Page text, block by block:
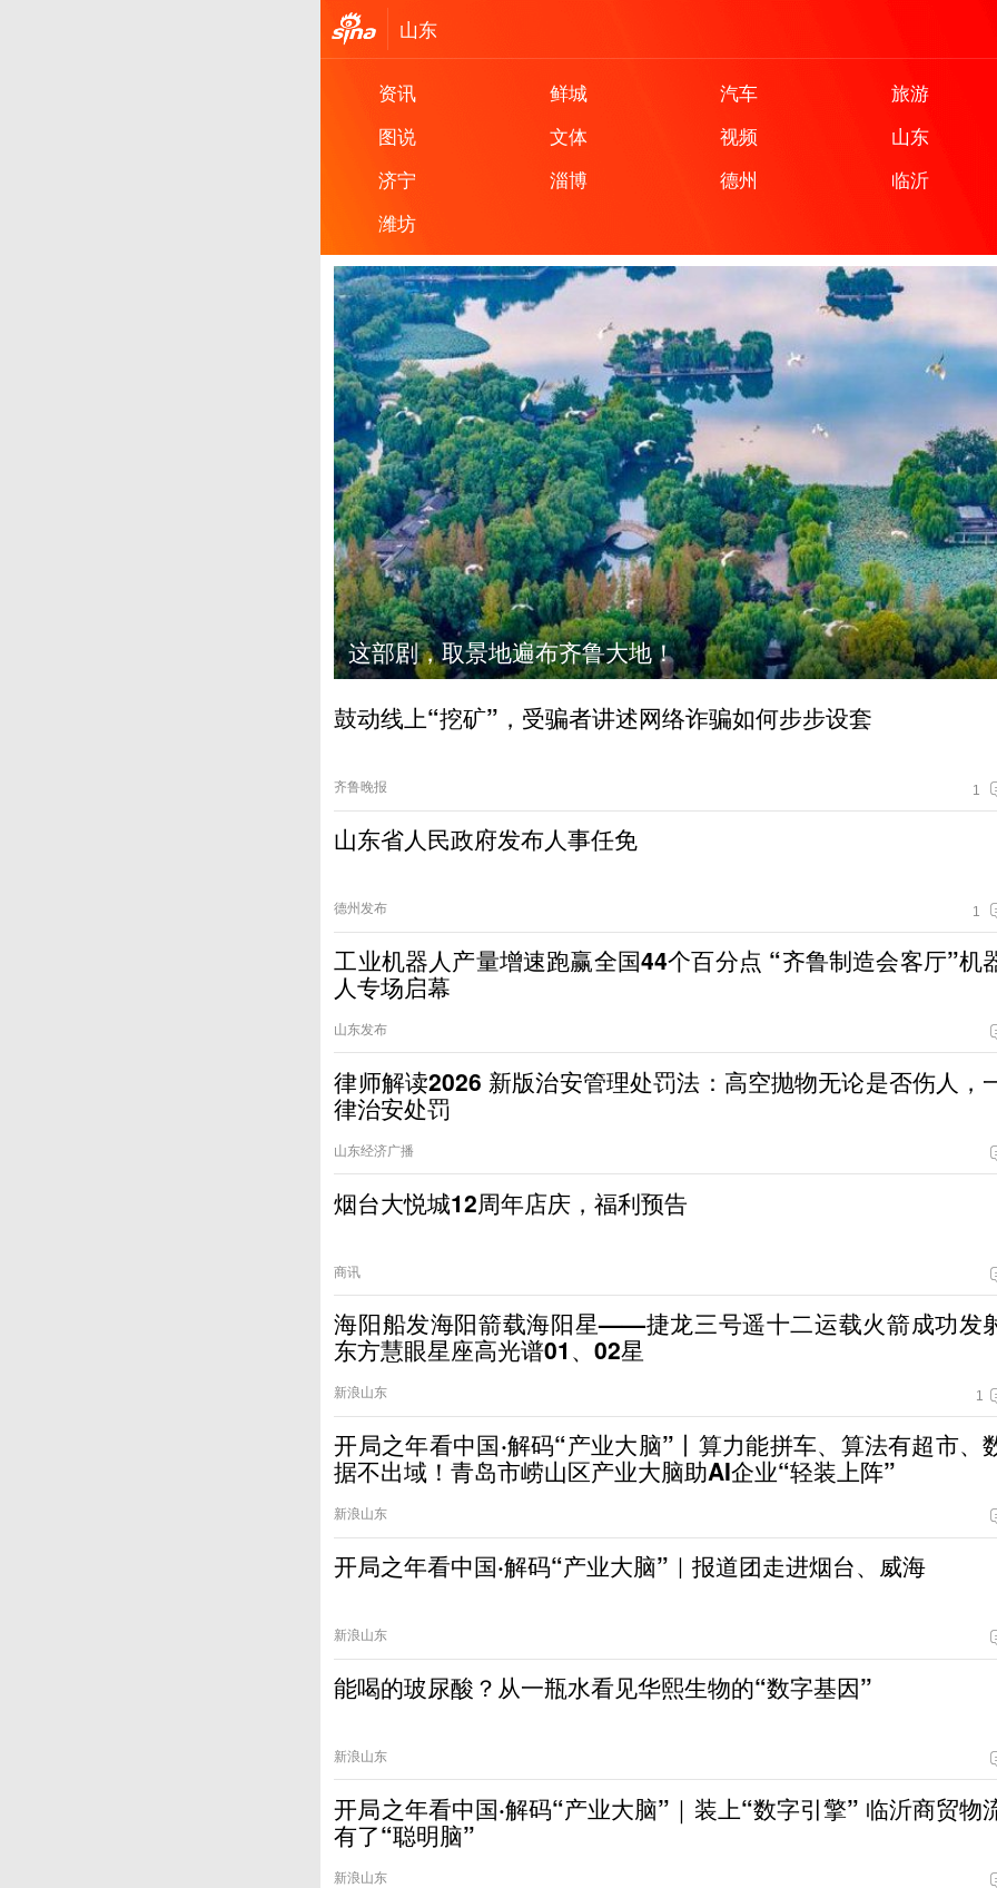
山东
资讯 鲜城 汽车
旅游
图说
文体 视频
山东
济宁
淄博 德州
临沂
潍坊
这项国际赛事将在青岛举行
鼓动线上“挖矿”，受骗者讲述网络诈骗如何步步设套
齐鲁晚报 1
山东省人民政府发布人事任免
德州发布 1
工业机器人产量增速跑赢全国44个百分点 “齐鲁制造会客厅”机
人专场启幕
山东发布
律师解读2026 新版治安管理处罚法：高空抛物无论是否伤人，
律治安处罚
山东经济广播
烟台大悦城12周年店庆，福利预告
商讯
海阳船发海阳箭载海阳星——捷龙三号遥十二运载火箭成功发
东方慧眼星座高光谱01、02星
新浪山东 1
开局之年看中国·解码“产业大脑”丨算力能拼车、算法有超市、
据不出域！青岛市崂山区产业大脑助AI企业“轻装上阵”
新浪山东
开局之年看中国·解码“产业大脑”｜报道团走进烟台、威海
新浪山东
能喝的玻尿酸？从一瓶水看见华熙生物的“数字基因”
新浪山东
开局之年看中国·解码“产业大脑”｜装上“数字引擎” 临沂商贸物
有了“聪明脑”
新浪山东